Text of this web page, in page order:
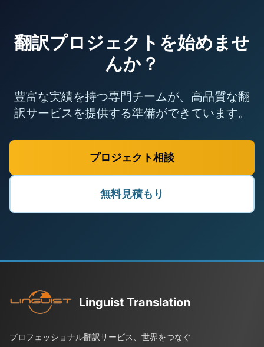
翻訳プロジェクトを始めませ
んか？
豊富な実績を持つ専門チームが、高品質な翻
訳サービスを提供する準備ができています。
プロジェクト相談
無料見積もり
Linguist Translation
プロフェッショナル翻訳サービス、世界をつなぐ